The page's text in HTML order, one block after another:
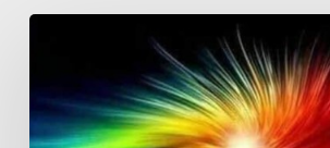
Samospoznaja
prostoru
Svijesti